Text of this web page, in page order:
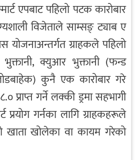
एपबाट पहिलो पटक कारोबार
विजेताले साम्सङ् ट्याब ए
योजनाअन्तर्गत ग्राहकले पहिलो
क्युआर भुक्तानी (फन्ड
कुनै एक कारोबार गरे
प्राप्त गर्ने लक्की ड्रमा सहभागी
प्रयोग गर्नका लागि ग्राहकहरूले
खाता खोलेका वा कायम गरेको